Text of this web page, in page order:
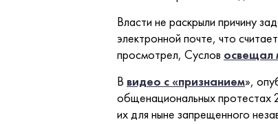
Власти не раскрыли причину
электронной почте, что
просмотрел, Суслов освещал
В видео с «признанием»,
общенациональных протестах
их для ныне запрещенного